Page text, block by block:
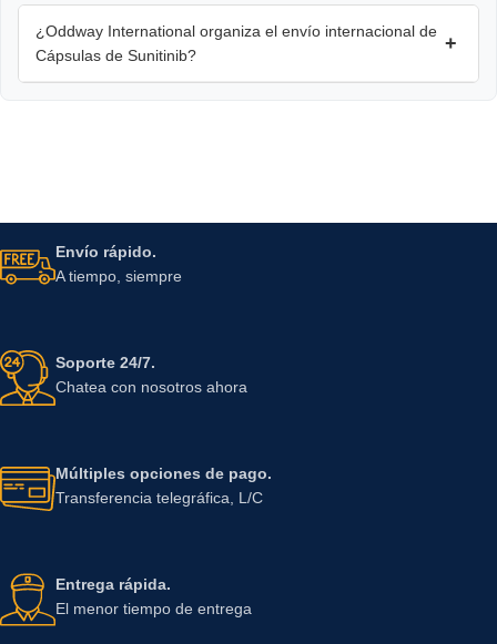
¿Oddway International organiza el envío internacional de
Cápsulas de Sunitinib?
+
Envío rápido.
A tiempo, siempre
Soporte 24/7.
Chatea con nosotros ahora
Múltiples opciones de pago.
Transferencia telegráfica, L/C
Entrega rápida.
El menor tiempo de entrega